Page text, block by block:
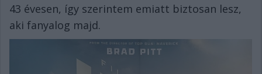
43 évesen, így szerintem emiatt biztosan lesz,
aki fanyalog majd.